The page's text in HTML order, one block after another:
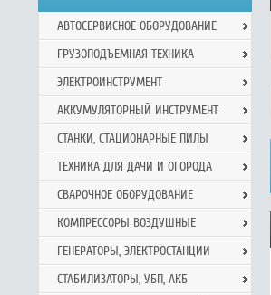
АВТОСЕРВИСНОЕ ОБОРУДОВАНИЕ
ГРУЗОПОДЪЕМНАЯ ТЕХНИКА
ЭЛЕКТРОИНСТРУМЕНТ
АККУМУЛЯТОРНЫЙ ИНСТРУМЕНТ
СТАНКИ, СТАЦИОНАРНЫЕ ПИЛЫ
ТЕХНИКА ДЛЯ ДАЧИ И ОГОРОДА
СВАРОЧНОЕ ОБОРУДОВАНИЕ
КОМПРЕССОРЫ ВОЗДУШНЫЕ
ГЕНЕРАТОРЫ, ЭЛЕКТРОСТАНЦИИ
СТАБИЛИЗАТОРЫ, УБП, АКБ